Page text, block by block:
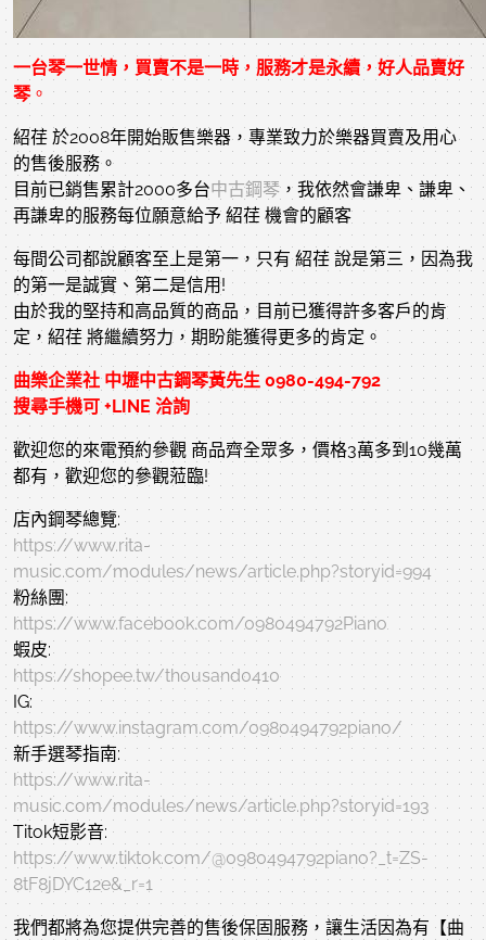
一台琴一世情，買賣不是一時，服務才是永續，好人品賣好
琴。
紹荏 於2008年開始販售樂器，專業致力於樂器買賣及用心
的售後服務。
目前已銷售累計2000多台中古鋼琴，我依然會謙卑、謙卑、
再謙卑的服務每位願意給予 紹荏 機會的顧客
每間公司都說顧客至上是第一，只有 紹荏 說是第三，因為我
的第一是誠實、第二是信用!
由於我的堅持和高品質的商品，目前已獲得許多客戶的肯
定，紹荏 將繼續努力，期盼能獲得更多的肯定。
曲樂企業社中壢中古鋼琴黃先生 0980-494-792
搜尋手機可 +LINE 洽詢
歡迎您的來電預約參觀 商品齊全眾多，價格3萬多到10幾萬
都有，歡迎您的參觀蒞臨!
店內鋼琴總覽:
https://www.rita-
music.com/modules/news/article.php?storyid=994
粉絲團:
https://www.facebook.com/0980494792Piano
蝦皮:
https://shopee.tw/thousand0410
IG:
https://www.instagram.com/0980494792piano/
新手選琴指南:
https://www.rita-
music.com/modules/news/article.php?storyid=193
Titok短影音:
https://www.tiktok.com/@0980494792piano?_t=ZS-
8tF8jDYC12e&_r=1
我們都將為您提供完善的售後保固服務，讓生活因為有【曲